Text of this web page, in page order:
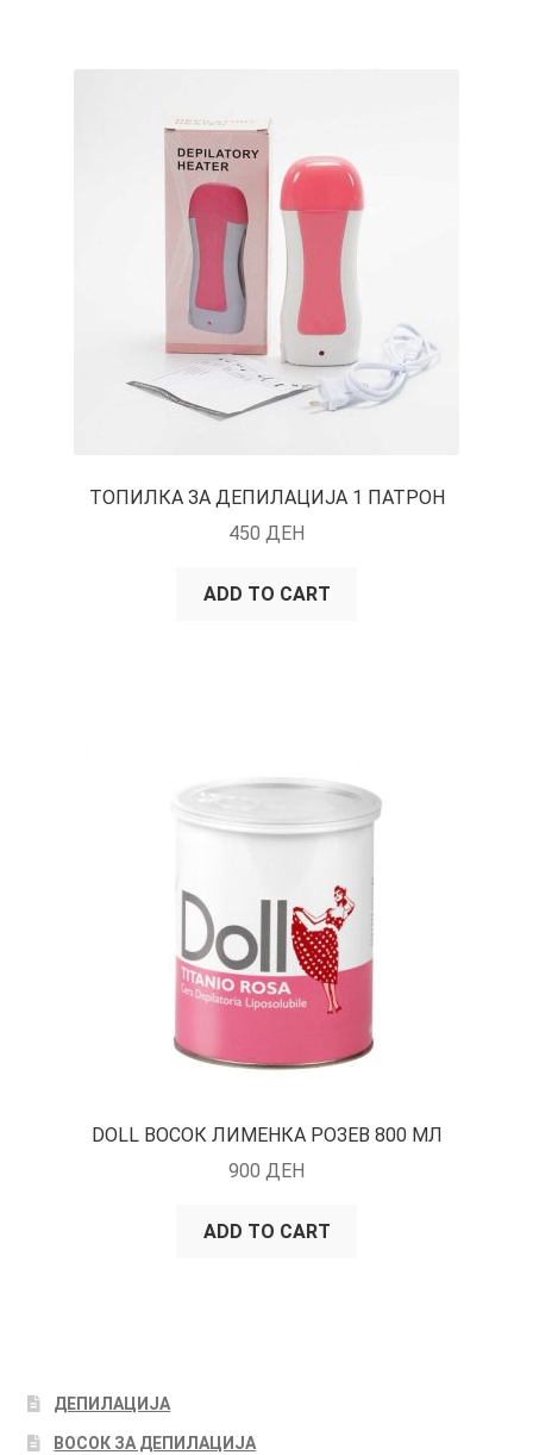
ТОПИЛКА ЗА ДЕПИЛАЦИЈА 1 ПАТРОН
450 ДЕН
ADD TO CART
DOLL ВОСОК ЛИМЕНКА РОЗЕВ 800 МЛ
900 ДЕН
ADD TO CART
ДЕПИЛАЦИЈА
ВОСОК ЗА ДЕПИЛАЦИЈА